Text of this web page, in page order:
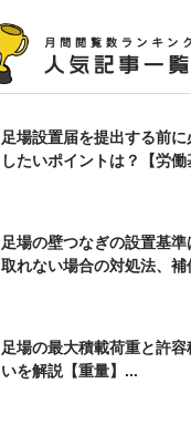
足場設置届を提出する前に
したいポイントは？【労
足場の壁つなぎの設置基
取れない場合の対処法、補
足場の最大積載荷重と許
いを解説【重量】...